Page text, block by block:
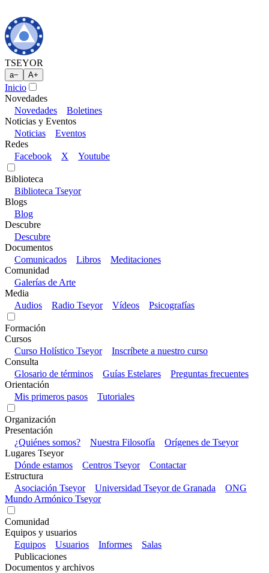
TSEYOR
a− A+
Inicio
Novedades
Novedades
Boletines
Noticias y Eventos
Noticias
Eventos
Redes
Facebook
X Youtube
Biblioteca
Biblioteca Tseyor
Blogs
Blog
Descubre
Descubre
Documentos
Comunicados
Libros
Meditaciones
Comunidad
Galerías de Arte
Media
Audios
Radio Tseyor Vídeos Psicografías
Formación
Cursos
Curso Holístico Tseyor
Inscríbete a nuestro curso
Consulta
Glosario de términos
Guías Estelares
Preguntas frecuentes
Orientación
Mis primeros pasos
Tutoriales
Organización
Presentación
¿Quiénes somos?
Nuestra Filosofía
Orígenes de Tseyor
Lugares Tseyor
Dónde estamos
Centros Tseyor
Contactar
Estructura
Asociación Tseyor
Universidad Tseyor de Granada
ONG
Mundo Armónico Tseyor
Comunidad
Equipos y usuarios
Equipos
Usuarios Informes
Salas
Publicaciones
Documentos y archivos